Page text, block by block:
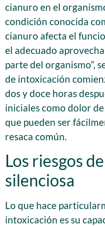
cianuro en el
condición conocida
cianuro afecta el
el adecuado
parte del organismo”,
de intoxicación
dos y doce horas
iniciales como dolor
que pueden ser
resaca común.
Los riesgos
silenciosa
Lo que hace
intoxicación es su